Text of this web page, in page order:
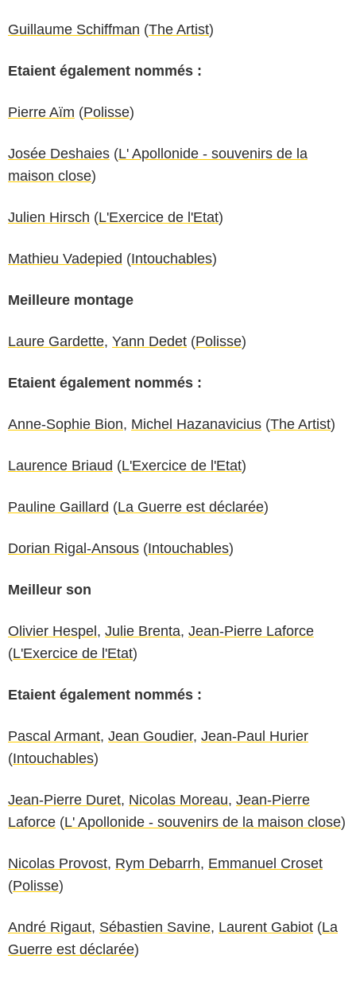
Guillaume Schiffman (The Artist)
Etaient également nommés :
Pierre Aïm (Polisse)
Josée Deshaies (L' Apollonide - souvenirs de la
maison close)
Julien Hirsch (L'Exercice de l'Etat)
Mathieu Vadepied (Intouchables)
Meilleure montage
Laure Gardette, Yann Dedet (Polisse)
Etaient également nommés :
Anne-Sophie Bion, Michel Hazanavicius (The Artist)
Laurence Briaud (L'Exercice de l'Etat)
Pauline Gaillard (La Guerre est déclarée)
Dorian Rigal-Ansous (Intouchables)
Meilleur son
Olivier Hespel, Julie Brenta, Jean-Pierre Laforce
(L'Exercice de l'Etat)
Etaient également nommés :
Pascal Armant, Jean Goudier, Jean-Paul Hurier
(Intouchables)
Jean-Pierre Duret, Nicolas Moreau, Jean-Pierre
Laforce (L' Apollonide - souvenirs de la maison close)
Nicolas Provost, Rym Debarrh, Emmanuel Croset
(Polisse)
André Rigaut, Sébastien Savine, Laurent Gabiot (La
Guerre est déclarée)